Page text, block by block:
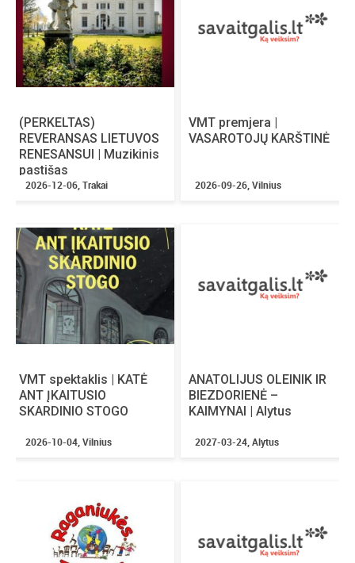
(PERKELTAS)
REVERANSAS LIETUVOS
RENESANSUI | Muzikinis
pastišas
2026-12-06, Trakai
VMT premjera |
VASAROTOJŲ KARŠTINĖ
2026-09-26, Vilnius
VMT spektaklis | KATĖ
ANT ĮKAITUSIO
SKARDINIO STOGO
2026-10-04, Vilnius
ANATOLIJUS OLEINIK IR
BIEZDORIENĖ –
KAIMYNAI | Alytus
2027-03-24, Alytus